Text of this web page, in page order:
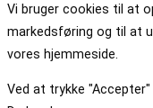
Vi bruger cookies til at
markedsføring og til at
vores hjemmeside.
Ved at trykke